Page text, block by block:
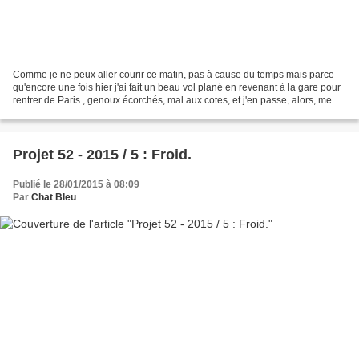
Comme je ne peux aller courir ce matin, pas à cause du temps mais parce
qu'encore une fois hier j'ai fait un beau vol plané en revenant à la gare pour
rentrer de Paris , genoux écorchés, mal aux cotes, et j'en passe, alors, me
Projet 52 - 2015 / 5 : Froid.
Publié le 28/01/2015 à 08:09
Par Chat Bleu